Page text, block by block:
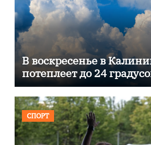
В воскресенье в
потеплеет до 24
СПОРТ